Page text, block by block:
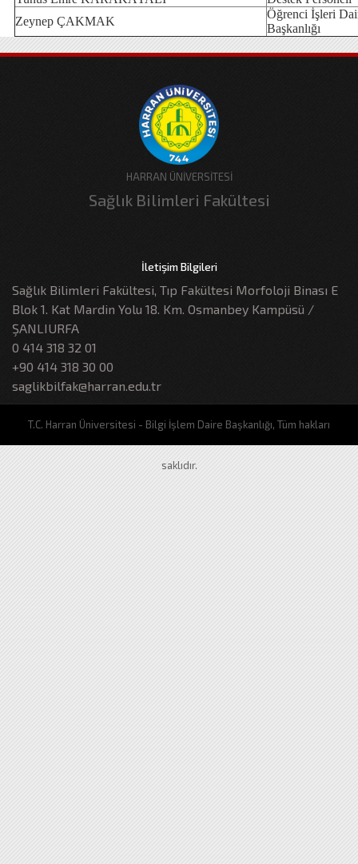
Zeynep ÇAKMAK
Öğrenci İşleri
Başkanlığı
HARRAN ÜNİVERSİTESİ
Sağlık Bilimleri Fakültesi
İletişim Bilgileri
Sağlık Bilimleri Fakültesi, Tıp Fakültesi Morfoloji Binası E
Blok 1. Kat Mardin Yolu 18. Km. Osmanbey Kampüsü /
ŞANLIURFA
0 414 318 32 01
+90 414 318 30 00
saglikbilfak@harran.edu.tr
T.C. Harran Üniversitesi - Bilgi İşlem Daire Başkanlığı, Tüm hakları
saklıdır.